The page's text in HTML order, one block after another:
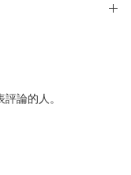
甲油、蠟燭、噴霧
論的人。